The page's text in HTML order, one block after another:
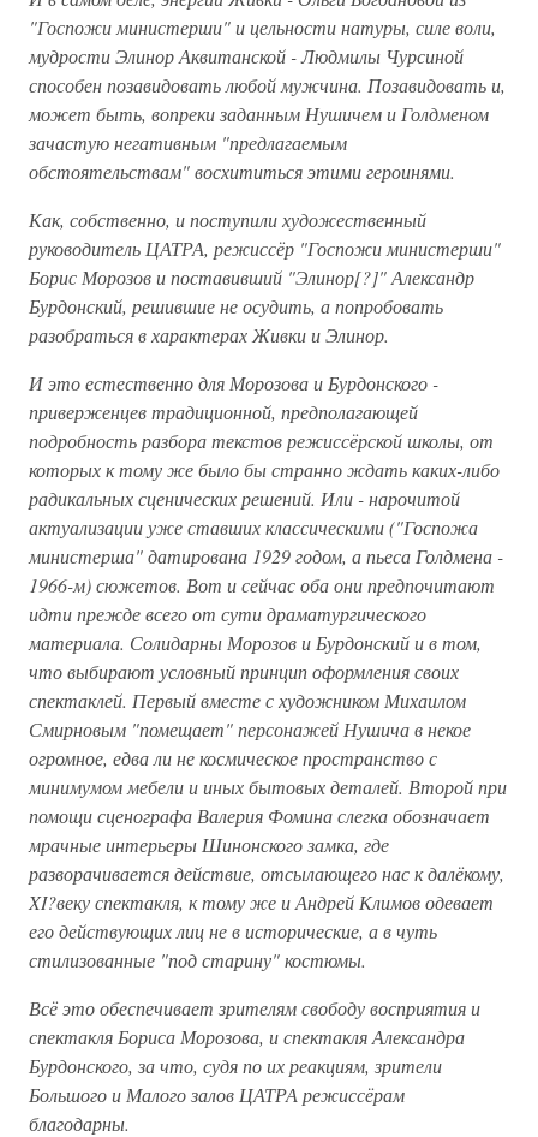
"Госпожи министерши" и цельности натуры, силе воли,
мудрости Элинор Аквитанской - Людмилы Чурсиной
способен позавидовать любой мужчина. Позавидовать и,
может быть, вопреки заданным Нушичем и Голдменом
зачастую негативным "предлагаемым
обстоятельствам" восхититься этими героинями.
Как, собственно, и поступили художественный
руководитель ЦАТРА, режиссёр "Госпожи министерши"
Борис Морозов и поставивший "Элинор[?]" Александр
Бурдонский, решившие не осудить, а попробовать
разобраться в характерах Живки и Элинор.
И это естественно для Морозова и Бурдонского -
приверженцев традиционной, предполагающей
подробность разбора текстов режиссёрской школы, от
которых к тому же было бы странно ждать каких-либо
радикальных сценических решений. Или - нарочитой
актуализации уже ставших классическими ("Госпожа
министерша" датирована 1929 годом, а пьеса Голдмена -
1966-м) сюжетов. Вот и сейчас оба они предпочитают
идти прежде всего от сути драматургического
материала. Солидарны Морозов и Бурдонский и в том,
что выбирают условный принцип оформления своих
спектаклей. Первый вместе с художником Михаилом
Смирновым "помещает" персонажей Нушича в некое
огромное, едва ли не космическое пространство с
минимумом мебели и иных бытовых деталей. Второй при
помощи сценографа Валерия Фомина слегка обозначает
мрачные интерьеры Шинонского замка, где
разворачивается действие, отсылающего нас к далёкому,
XI?веку спектакля, к тому же и Андрей Климов одевает
его действующих лиц не в исторические, а в чуть
стилизованные "под старину" костюмы.
Всё это обеспечивает зрителям свободу восприятия и
спектакля Бориса Морозова, и спектакля Александра
Бурдонского, за что, судя по их реакциям, зрители
Большого и Малого залов ЦАТРА режиссёрам
благодарны.